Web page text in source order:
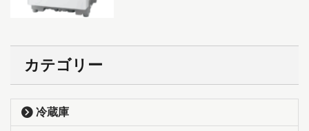
カテゴリー
冷蔵庫